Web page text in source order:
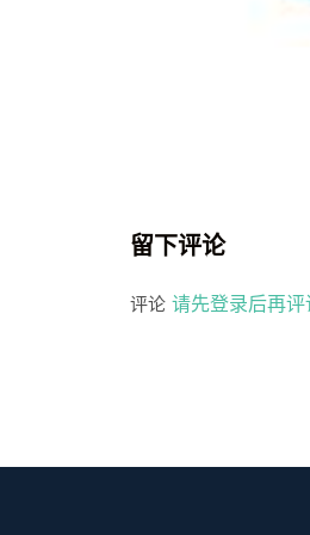
留下评论
评论 请先登录后再评